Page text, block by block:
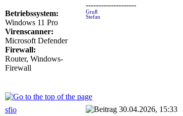
Betriebssystem:
Windows 11 Pro
Virenscanner:
Microsoft Defender
Firewall:
Router, Windows-
Firewall
--------------------
Gruß
Stefan
sfio 30.04.2026, 15:33